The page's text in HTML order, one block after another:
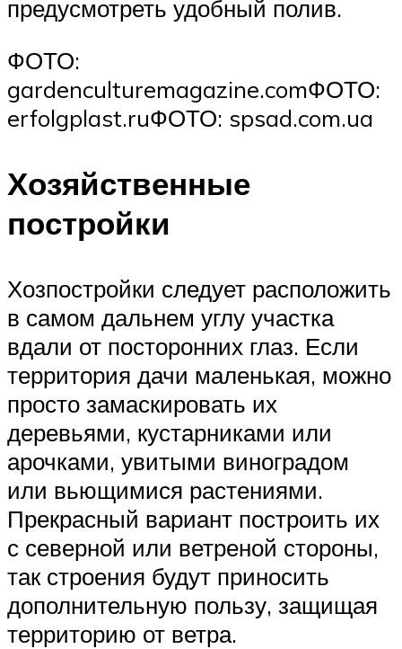
предусмотреть удобный полив.
ФОТО:
gardenculturemagazine.comФОТО:
erfolgplast.ruФОТО: spsad.com.ua
Хозяйственные
постройки
Хозпостройки следует расположить
в самом дальнем углу участка
вдали от посторонних глаз. Если
территория дачи маленькая, можно
просто замаскировать их
деревьями, кустарниками или
арочками, увитыми виноградом
или вьющимися растениями.
Прекрасный вариант построить их
с северной или ветреной стороны,
так строения будут приносить
дополнительную пользу, защищая
территорию от ветра.